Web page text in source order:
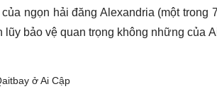
ngọn hải đăng Alexandria (một trong
bảo vệ quan trọng không những của